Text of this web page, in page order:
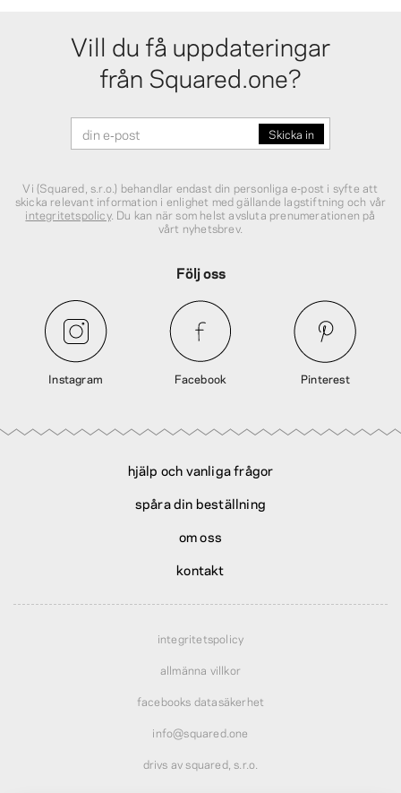
Vill du få uppdateringar
från Squared.one?
Vi (Squared, s.r.o.) behandlar endast din personliga e‑post i syfte att
skicka relevant information i enlighet med gällande lagstiftning och vår
integritetspolicy. Du kan när som helst avsluta prenumerationen på
vårt nyhetsbrev.
Följ oss
Instagram Facebook Pinterest
hjälp och vanliga frågor
spåra din beställning
om oss
kontakt
integritetspolicy
allmänna villkor
facebooks datasäkerhet
info@squared.one
drivs av squared, s.r.o.